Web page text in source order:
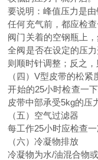
要说明：峰值压力是
任何充气前，都应检
阀门关着的空钢瓶上
全阀是否在设定的压
则顺时针调整；反之，
（四）V型皮带的松紧
开始的25小时检查一
皮带中部承受5kg的压
（五）空气过滤器
每工作25小时应检查
（六）冷凝物排放
冷凝物为水/油混合物